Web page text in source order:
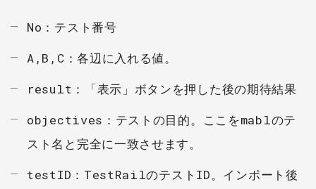
No：テスト番号
A,B,C：各辺に入れる値。
result：「表示」ボタンを押した後の期待結果
objectives：テストの目的。ここをmablのテ
スト名と完全に一致させます。
testID：TestRailのテストID。インポート後